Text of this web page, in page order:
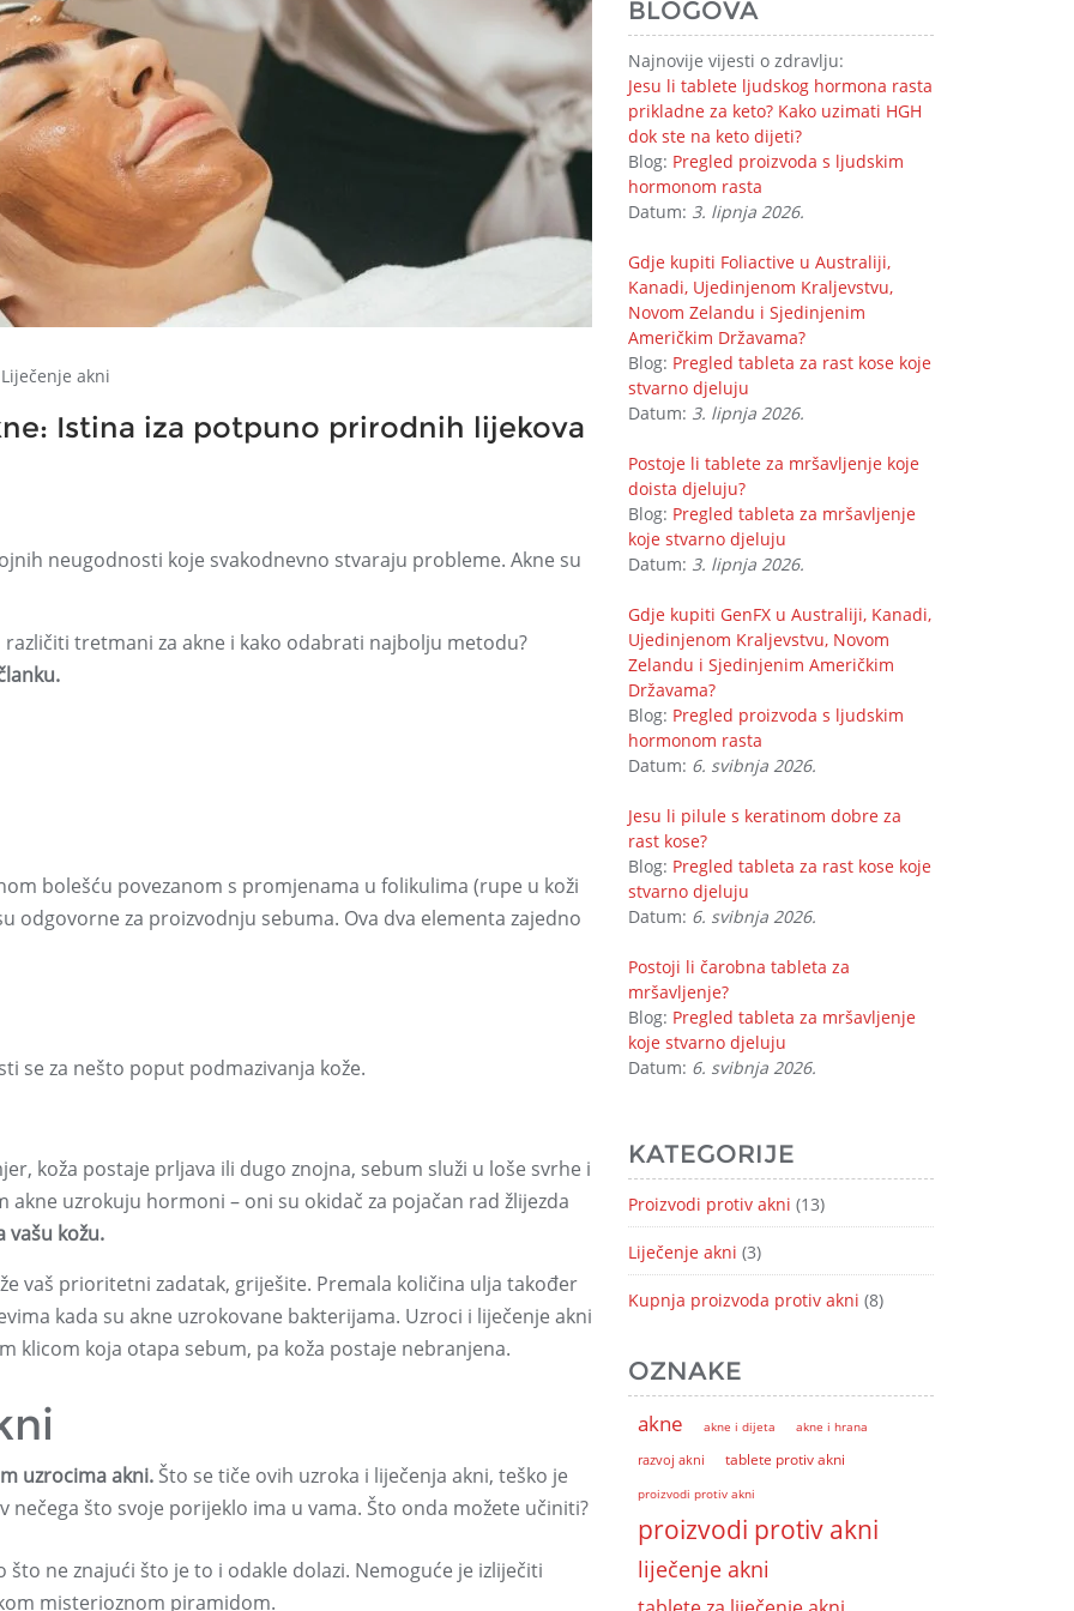
Liječenje akni
Istina iza potpuno prirodnih lijekova
neugodnosti koje svakodnevno stvaraju probleme. Akne su
različiti tretmani za akne i kako odabrati najbolju metodu?
bolešću povezanom s promjenama u folikulima (rupe u koži
odgovorne za proizvodnju sebuma. Ova dva elementa zajedno
se za nešto poput podmazivanja kože.
koža postaje prljava ili dugo znojna, sebum služi u loše svrhe i
akne uzrokuju hormoni – oni su okidač za pojačan rad žlijezda
vašu kožu.
vaš prioritetni zadatak, griješite. Premala količina ulja također
kada su akne uzrokovane bakterijama. Uzroci i liječenje akni
klicom koja otapa sebum, pa koža postaje nebranjena.
uzrocima akni. Što se tiče ovih uzroka i liječenja akni, teško je
što svoje porijeklo ima u vama. Što onda možete učiniti?
ne znajući što je to i odakle dolazi. Nemoguće je izliječiti
misterioznom piramidom.
BLOGOVA
Najnovije vijesti o zdravlju:
Jesu li tablete ljudskog hormona rasta
prikladne za keto? Kako uzimati HGH
dok ste na keto dijeti?
Blog: Pregled proizvoda s ljudskim
hormonom rasta
Datum: 3. lipnja 2026.
Gdje kupiti Foliactive u Australiji,
Kanadi, Ujedinjenom Kraljevstvu,
Novom Zelandu i Sjedinjenim
Američkim Državama?
Blog: Pregled tableta za rast kose koje
stvarno djeluju
Datum: 3. lipnja 2026.
Postoje li tablete za mršavljenje koje
doista djeluju?
Blog: Pregled tableta za mršavljenje
koje stvarno djeluju
Datum: 3. lipnja 2026.
Gdje kupiti GenFX u Australiji, Kanadi,
Ujedinjenom Kraljevstvu, Novom
Zelandu i Sjedinjenim Američkim
Državama?
Blog: Pregled proizvoda s ljudskim
hormonom rasta
Datum: 6. svibnja 2026.
Jesu li pilule s keratinom dobre za
rast kose?
Blog: Pregled tableta za rast kose koje
stvarno djeluju
Datum: 6. svibnja 2026.
Postoji li čarobna tableta za
mršavljenje?
Blog: Pregled tableta za mršavljenje
koje stvarno djeluju
Datum: 6. svibnja 2026.
KATEGORIJE
Proizvodi protiv akni (13)
Liječenje akni (3)
Kupnja proizvoda protiv akni (8)
OZNAKE
akne akne i dijeta
akne i hrana
razvoj akni
tablete protiv akni
proizvodi protiv akni
proizvodi protiv akni
liječenje akni